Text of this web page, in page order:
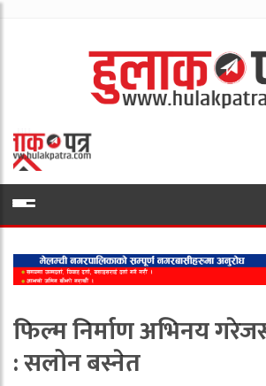
फिल्म निर्माण अभिनय
: सलोन बस्नेत